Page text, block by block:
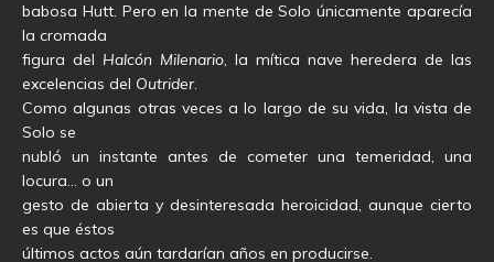
babosa Hutt. Pero en la mente de Solo únicamente aparecía
la cromada
figura del Halcón Milenario, la mítica nave heredera de las
excelencias del Outrider.
Como algunas otras veces a lo largo de su vida, la vista de
Solo se
nubló un instante antes de cometer una temeridad, una
locura… o un
gesto de abierta y desinteresada heroicidad, aunque cierto
es que éstos
últimos actos aún tardarían años en producirse.